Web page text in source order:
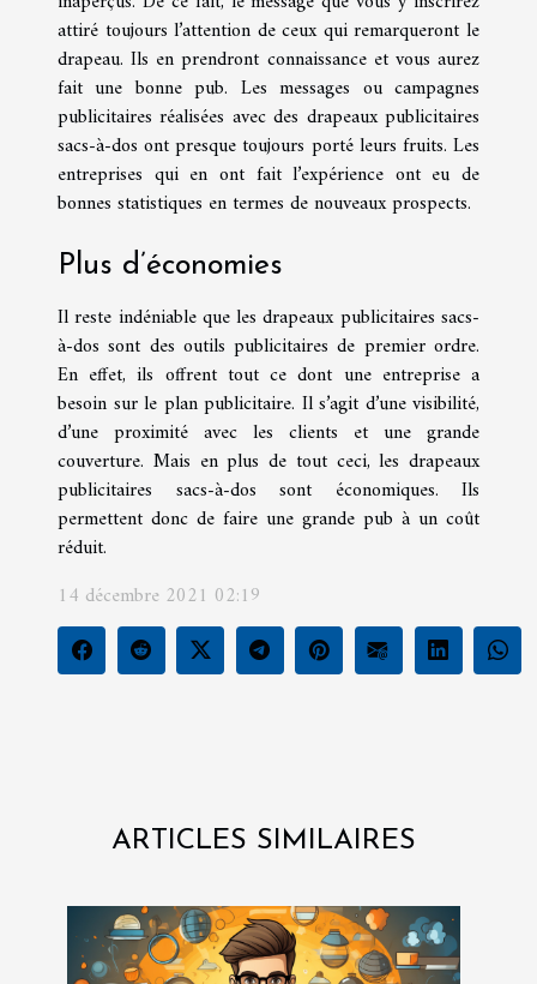
attiré toujours l’attention de ceux qui remarqueront le
drapeau. Ils en prendront connaissance et vous aurez
fait une bonne pub. Les messages ou campagnes
publicitaires réalisées avec des drapeaux publicitaires
sacs-à-dos ont presque toujours porté leurs fruits. Les
entreprises qui en ont fait l’expérience ont eu de
bonnes statistiques en termes de nouveaux prospects.
Plus d’économies
Il reste indéniable que les drapeaux publicitaires sacs-
à-dos sont des outils publicitaires de premier ordre.
En effet, ils offrent tout ce dont une entreprise a
besoin sur le plan publicitaire. Il s’agit d’une visibilité,
d’une proximité avec les clients et une grande
couverture. Mais en plus de tout ceci, les drapeaux
publicitaires sacs-à-dos sont économiques. Ils
permettent donc de faire une grande pub à un coût
réduit.
14 décembre 2021 02:19
ARTICLES SIMILAIRES